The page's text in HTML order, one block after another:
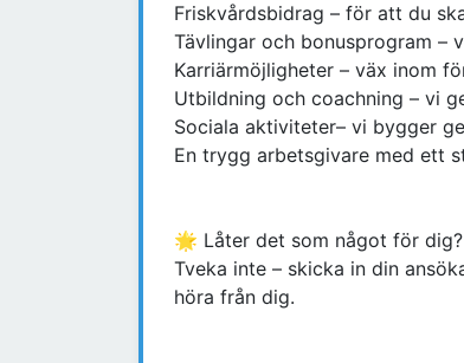
Friskvårdsbidrag – för att du
Tävlingar och bonusprogram –
Karriärmöjligheter – väx inom
Utbildning och coachning – vi
Sociala aktiviteter– vi bygger
En trygg arbetsgivare med ett
🌟 Låter det som något för dig?
Tveka inte – skicka in din
höra från dig.